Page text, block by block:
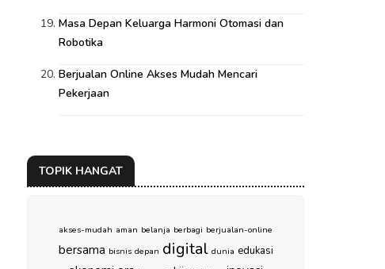
Masa Depan Keluarga Harmoni Otomasi dan
Robotika
Berjualan Online Akses Mudah Mencari
Pekerjaan
TOPIK HANGAT
akses-mudah aman belanja berbagi berjualan-online
bersama bisnis depan digital dunia edukasi